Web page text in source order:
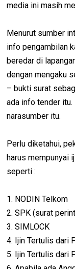
media ini masih
Menurut sumber
info pengambilan
beredar di
dengan mengaku
– bukti surat
ada info tender itu.
narasumber itu.
Perlu diketahui,
harus mempunyai
seperti :
1. NODIN Telkom
2. SPK (surat
3. SIMLOCK
4. Ijin Tertulis dari
5. Ijin Tertulis dari